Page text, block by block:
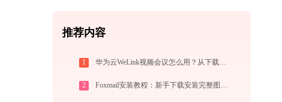
推荐内容
1 华为云WeLink视频会议怎么用？从下载安装到大型会议主持的全流程指南
2 Foxmail安装教程：新手下载安装完整图文步骤